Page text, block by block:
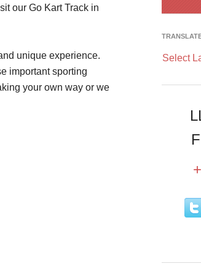
our Go Kart Track in
unique experience.
important sporting
your own way or we
Select